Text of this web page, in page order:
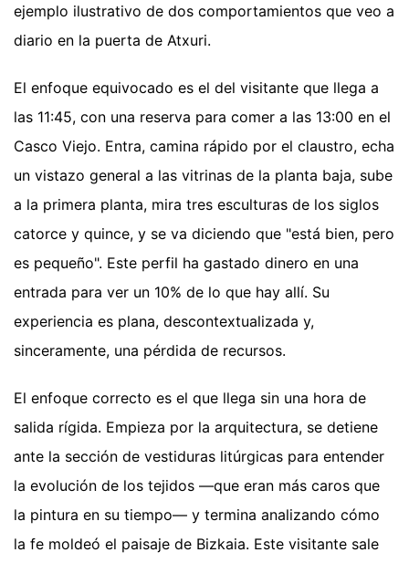
ejemplo ilustrativo de dos comportamientos que veo a
diario en la puerta de Atxuri.
El enfoque equivocado es el del visitante que llega a
las 11:45, con una reserva para comer a las 13:00 en el
Casco Viejo. Entra, camina rápido por el claustro, echa
un vistazo general a las vitrinas de la planta baja, sube
a la primera planta, mira tres esculturas de los siglos
catorce y quince, y se va diciendo que "está bien, pero
es pequeño". Este perfil ha gastado dinero en una
entrada para ver un 10% de lo que hay allí. Su
experiencia es plana, descontextualizada y,
sinceramente, una pérdida de recursos.
El enfoque correcto es el que llega sin una hora de
salida rígida. Empieza por la arquitectura, se detiene
ante la sección de vestiduras litúrgicas para entender
la evolución de los tejidos —que eran más caros que
la pintura en su tiempo— y termina analizando cómo
la fe moldeó el paisaje de Bizkaia. Este visitante sale